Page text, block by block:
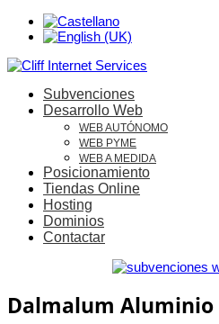
Subvenciones
Desarrollo Web
WEB AUTÓNOMO
WEB PYME
WEB A MEDIDA
Posicionamiento
Tiendas Online
Hosting
Dominios
Contactar
Dalmalum Aluminio